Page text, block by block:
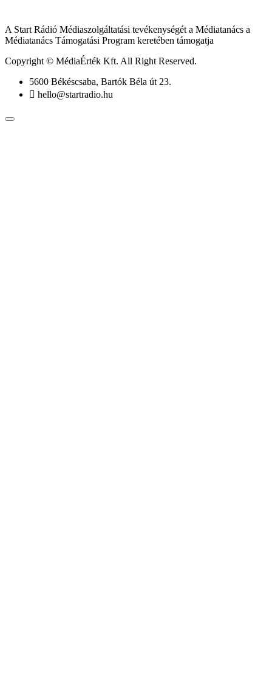
A Start Rádió Médiaszolgáltatási tevékenységét a Médiatanács a
Médiatanács Támogatási Program keretében támogatja
Copyright © MédiaÉrték Kft. All Right Reserved.
5600 Békéscsaba, Bartók Béla út 23.
hello@startradio.hu